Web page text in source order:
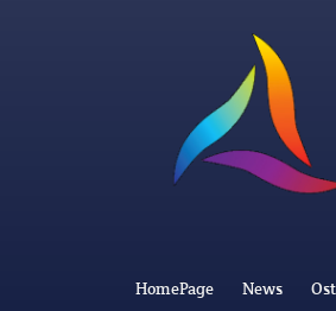
HomePage News